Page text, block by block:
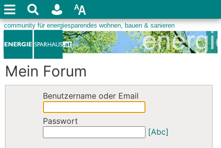
Mein Forum
Benutzername oder Email
Passwort
[Abc]